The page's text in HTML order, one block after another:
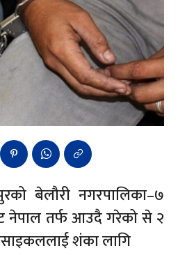
बेलौरी नगरपालिका–७
नेपाल तर्फ आउदै गरेको से २
शंका लागि